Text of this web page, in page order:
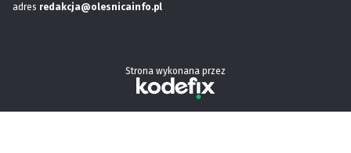
adres redakcja@olesnicainfo.pl
Strona wykonana przez